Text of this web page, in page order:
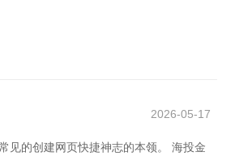
2026-05-17
见的创建网页快捷神志的本领。 海投金